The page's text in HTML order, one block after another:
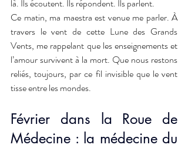
là. Ils écoutent. Ils répondent. Ils parlent.
Ce matin, ma maestra est venue me parler. À
travers le vent de cette Lune des Grands
Vents, me rappelant que les enseignements et
l’amour survivent à la mort. Que nous restons
reliés, toujours, par ce fil invisible que le vent
tisse entre les mondes.
Février dans la Roue de
Médecine : la médecine du